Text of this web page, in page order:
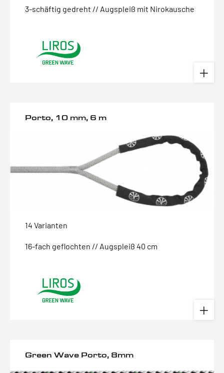
3-schäftig gedreht // Augspleiß mit Nirokausche
Porto, 10 mm, 6 m
14 Varianten
16-fach geflochten // Augspleiß 40 cm
Green Wave Porto, 8mm